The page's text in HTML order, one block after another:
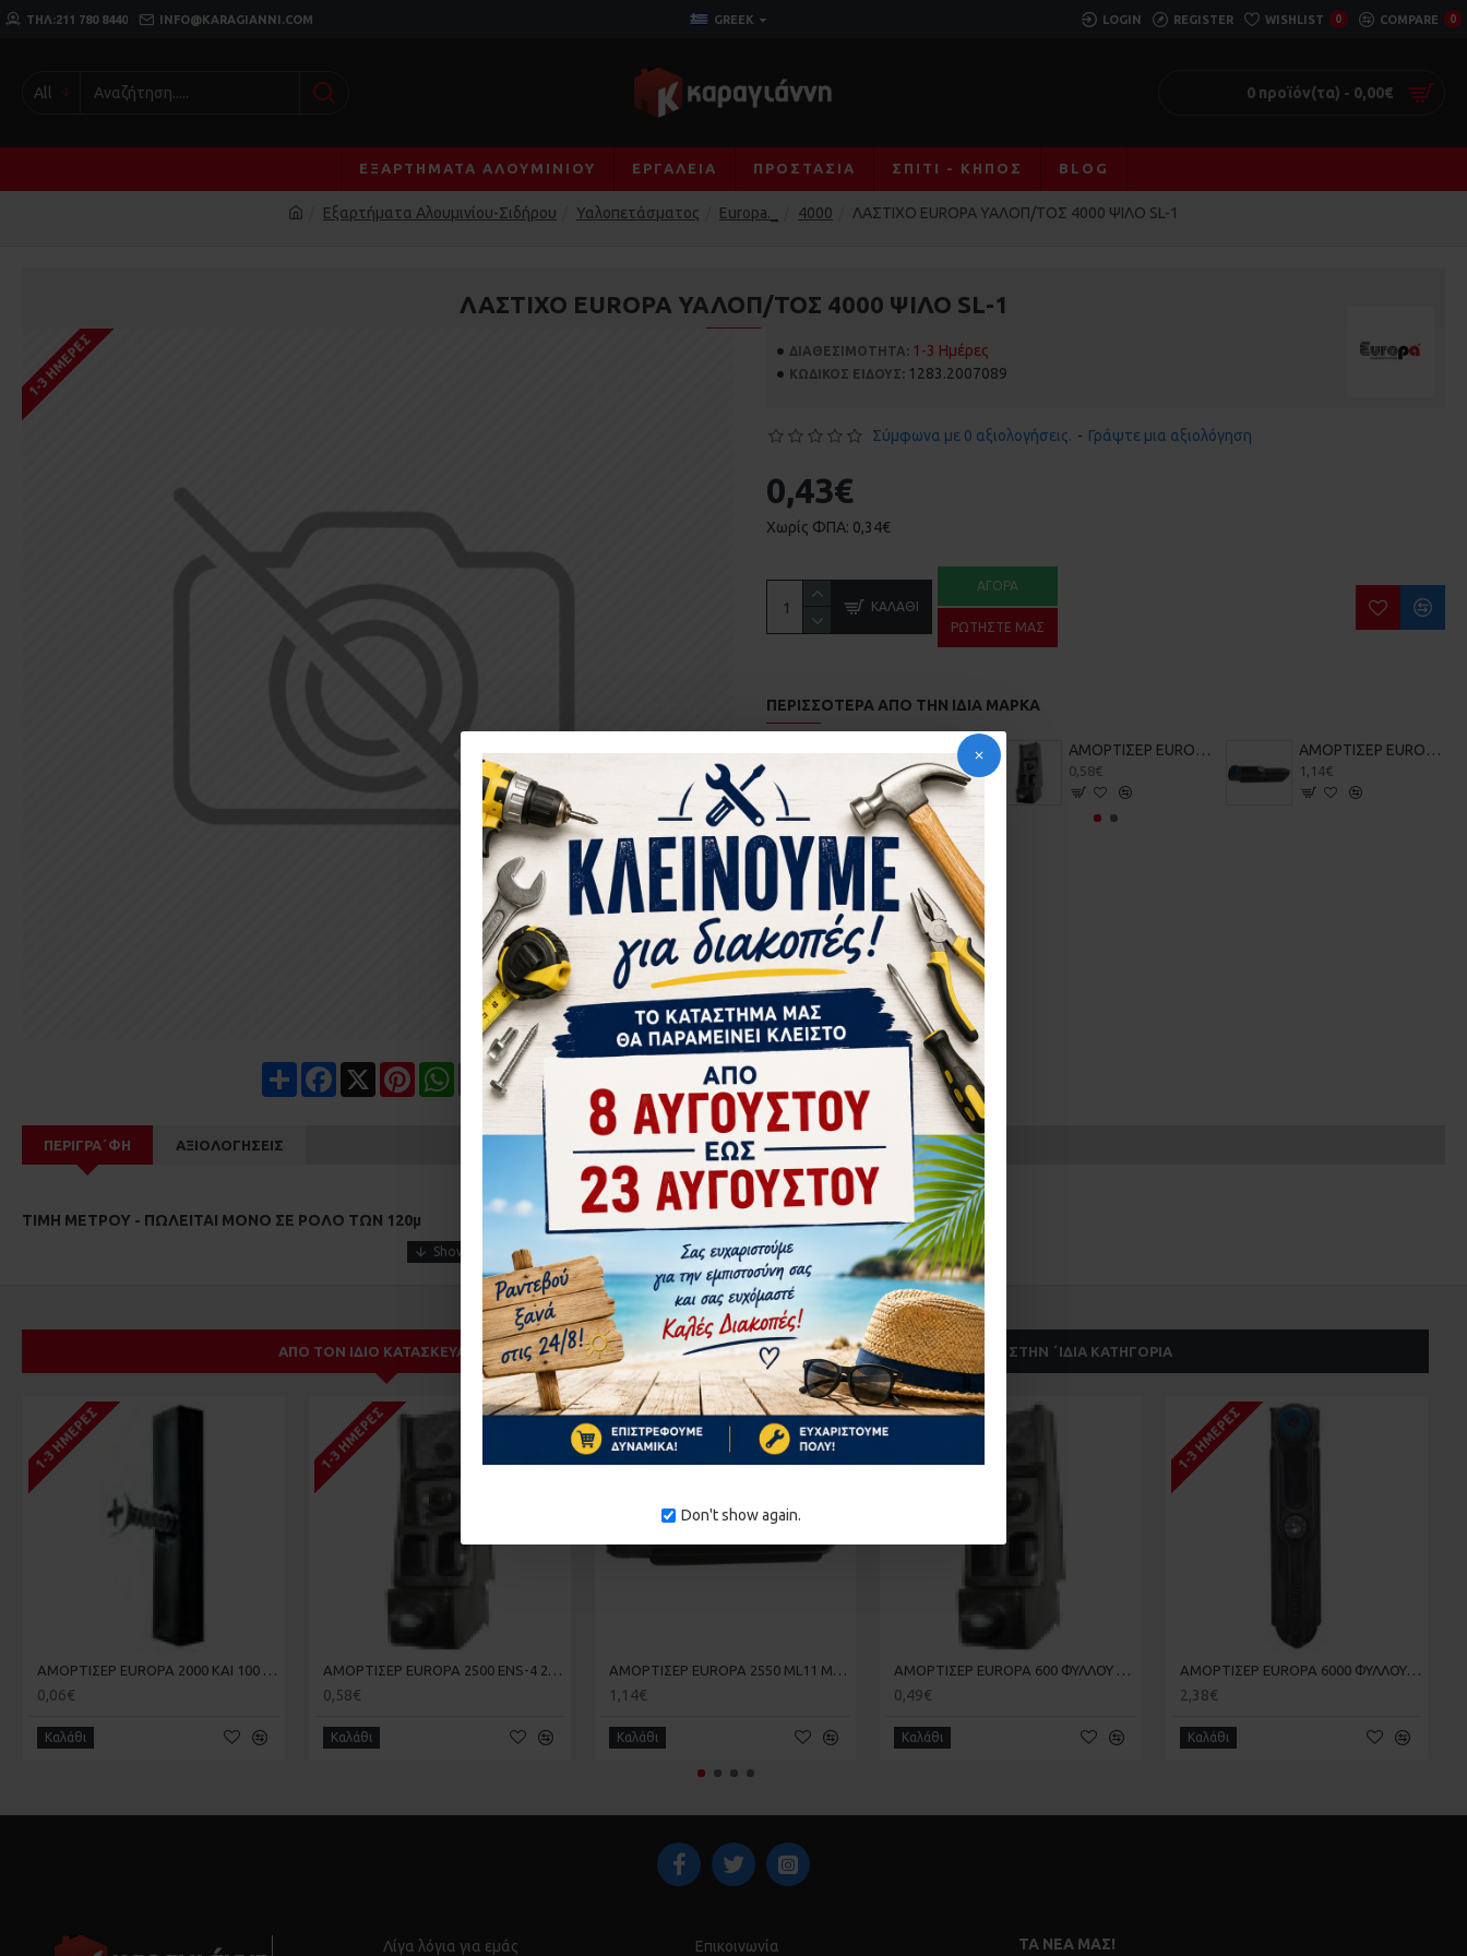
Don't show again.
ΤΗΛ:211 780 8440 INFO@KARAGIANNI.COM GREEK LOGIN REGISTER WISHLIST 0 COMPARE 0
All 0 προϊόν(τα) - 0,00€
ΕΞΑΡΤΉΜΑΤΑ ΑΛΟΥΜΙΝΊΟΥ ΕΡΓΑΛΕΊΑ ΠΡΟΣΤΑΣΊΑ ΣΠΊΤΙ - ΚΉΠΟΣ BLOG
Εξαρτήματα Αλουμινίου-Σιδήρου Υαλοπετάσματος Europa._ 4000 ΛΑΣΤΙΧΟ EUROPA ΥΑΛΟΠ/ΤΟΣ 4000 ΨΙΛΟ SL-1
ΛΑΣΤΙΧΟ EUROPA ΥΑΛΟΠ/ΤΟΣ 4000 ΨΙΛΟ SL-1
1-3 ΗΜΈΡΕΣ
Share Facebook PinterestWhatsApp
Email
ΔΙΑΘΕΣΙΜΌΤΗΤΑ: 1-3 Ημέρες
ΚΩΔΙΚΌΣ ΕΊΔΟΥΣ: 1283.2007089
Σύμφωνα με 0 αξιολογήσεις. - Γράψτε μια αξιολόγηση
0,43€
Χωρίς ΦΠΑ: 0,34€
ΚΑΛΆΘΙ
ΑΓΟΡΆ
ΡΩΤΉΣΤΕ ΜΑΣ
ΠΕΡΙΣΣΌΤΕΡΑ ΑΠΌ ΤΗΝ ΙΔΙΑ ΜΆΡΚΑ
ΑΜΟΡΤΙΣΕΡ EUROPA 2000 KAI 100 ΣΤΟΠΕΡ 181.4 20-20-007 ΑΜΟΡΤΙΣΕΡ EUROPA 2500 ENS-4 20-20-011
0,58€
ΑΜΟΡΤΙΣΕΡ EUROPA 2550 ML11 ML-11 20-20-013
1,14€
ΠΕΡΙΓΡΑ΄ΦΉ ΑΞΙΟΛΟΓΉΣΕΙΣ
ΤΙΜΗ ΜΕΤΡΟΥ - ΠΩΛΕΙΤΑΙ ΜΟΝΟ ΣΕ ΡΟΛΟ ΤΩΝ 120μ
ΑΠΌ ΤΟΝ ΊΔΙΟ ΚΑΤΑΣΚΕΥΑΣΤΉ ΣΤΗΝ ΄ΙΔΙΑ ΚΑΤΗΓΟΡΊΑ
1-3 ΗΜΈΡΕΣ
ΑΜΟΡΤΙΣΕΡ EUROPA 2000 KAI 100 ΣΤΟΠΕΡ 181.4 20-20-007
0,06€
Καλάθι
1-3 ΗΜΈΡΕΣ
ΑΜΟΡΤΙΣΕΡ EUROPA 2500 ENS-4 20-20-011
0,58€
Καλάθι
1-3 ΗΜΈΡΕΣ
ΑΜΟΡΤΙΣΕΡ EUROPA 2550 ML11 ML-11 20-20-013
1,14€
Καλάθι
ΑΜΟΡΤΙΣΕΡ EUROPA 600 ΦΥΛΛΟΥ 6081 20-20-005
0,49€
Καλάθι
1-3 ΗΜΈΡΕΣ
ΑΜΟΡΤΙΣΕΡ EUROPA 6000 ΦΥΛΛΟΥ XL-13 20-20-016
2,38€
Καλάθι
Λίγα λόγια για εμάς Επικοινωνία ΤΑ ΝΈΑ ΜΑΣ!